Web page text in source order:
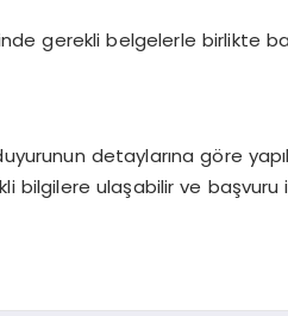
gerekli belgelerle birlikte
detaylarına göre
bilgilere ulaşabilir ve başvuru